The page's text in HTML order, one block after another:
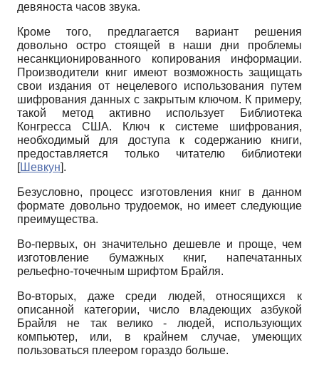
девяноста часов звука.
Кроме того, предлагается вариант решения
довольно остро стоящей в наши дни проблемы
несанкционированного копирования информации.
Производители книг имеют возможность защищать
свои издания от нецеле­вого использования путем
шифрования данных с закрытым ключом. К примеру,
такой метод активно использует Библиотека
Конгресса США. Ключ к системе шифрования,
необходимый для доступа к содержанию книги,
предоставляется только читателю библиотеки
[Шевкун].
Безусловно, процесс изготовления книг в данном
формате довольно трудоемок, но имеет следующие
преимущества.
Во-первых, он значительно дешевле и проще, чем
изготовление бумажных книг, напечатанных
рельефно-точечным шрифтом Брайля.
Во-вторых, даже среди людей, относящихся к
описанной категории, число владеющих азбукой
Брайля не так велико - людей, использующих
компьютер, или, в крайнем случае, умеющих
пользоваться плеером гораздо больше.